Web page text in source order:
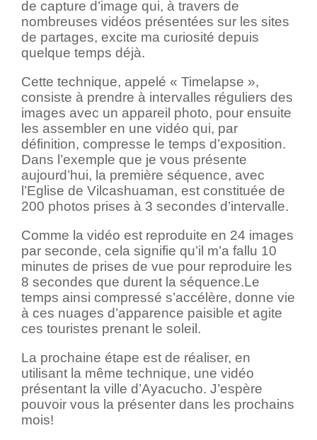
de capture d’image qui, à travers de
nombreuses vidéos présentées sur les sites
de partages, excite ma curiosité depuis
quelque temps déjà.
Cette technique, appelé « Timelapse »,
consiste à prendre à intervalles réguliers des
images avec un appareil photo, pour ensuite
les assembler en une vidéo qui, par
définition, compresse le temps d’exposition.
Dans l’exemple que je vous présente
aujourd’hui, la première séquence, avec
l’Eglise de Vilcashuaman, est constituée de
200 photos prises à 3 secondes d’intervalle.
Comme la vidéo est reproduite en 24 images
par seconde, cela signifie qu’il m’a fallu 10
minutes de prises de vue pour reproduire les
8 secondes que durent la séquence.Le
temps ainsi compressé s’accélère, donne vie
à ces nuages d’apparence paisible et agite
ces touristes prenant le soleil.
La prochaine étape est de réaliser, en
utilisant la même technique, une vidéo
présentant la ville d’Ayacucho. J’espère
pouvoir vous la présenter dans les prochains
mois!